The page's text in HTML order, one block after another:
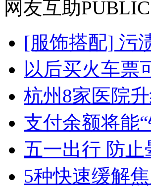
网友互助
[服饰搭配] 污
以后买火车票
杭州8家医院
支付余额将能
五一出行 防
5种快速缓解